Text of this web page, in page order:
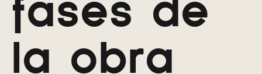
fases de
la obra